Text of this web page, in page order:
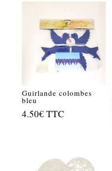
Guirlande colombes
bleu
4.50€ TTC